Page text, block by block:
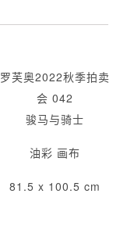
罗芙奥2022秋季拍卖
会 042
骏马与骑士
油彩 画布
81.5 x 100.5 cm